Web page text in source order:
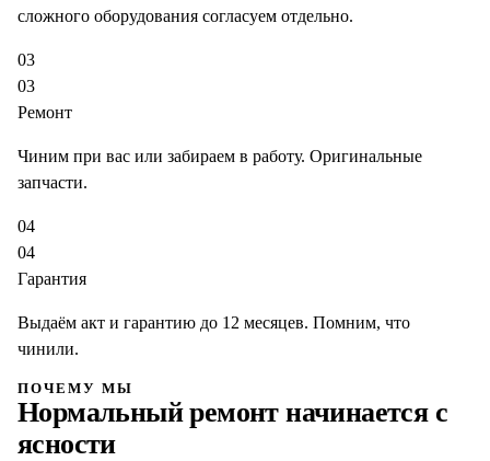
сложного оборудования согласуем отдельно.
03
03
Ремонт
Чиним при вас или забираем в работу. Оригинальные
запчасти.
04
04
Гарантия
Выдаём акт и гарантию до 12 месяцев. Помним, что
чинили.
ПОЧЕМУ МЫ
Нормальный ремонт начинается с
ясности